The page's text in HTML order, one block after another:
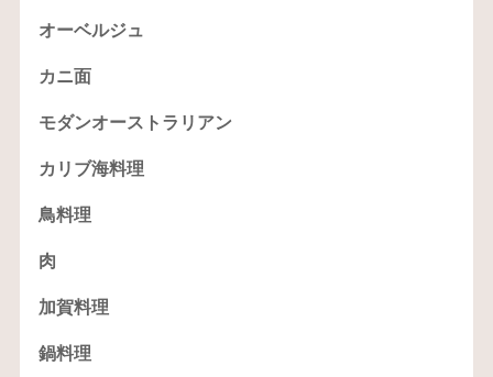
オーベルジュ
カニ面
モダンオーストラリアン
カリブ海料理
鳥料理
肉
加賀料理
鍋料理